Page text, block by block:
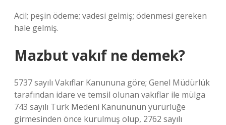
Acil; peşin ödeme; vadesi gelmiş; ödenmesi gereken
hale gelmiş.
Mazbut vakıf ne demek?
5737 sayılı Vakıflar Kanununa göre; Genel Müdürlük
tarafından idare ve temsil olunan vakıflar ile mülga
743 sayılı Türk Medeni Kanununun yürürlüğe
girmesinden önce kurulmuş olup, 2762 sayılı